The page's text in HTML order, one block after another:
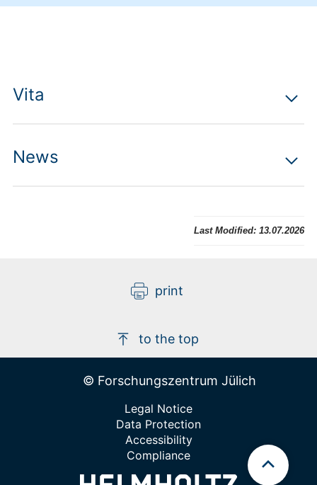
Vita
News
Last Modified: 13.07.2026
print
to the top
© Forschungszentrum Jülich
Legal Notice
Data Protection
Accessibility
Compliance